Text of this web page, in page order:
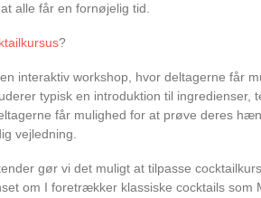
alle får en fornøjelig tid.
?
interaktiv workshop, hvor deltagerne får
typisk en introduktion til ingredienser,
får mulighed for at prøve deres
vejledning.
gør vi det muligt at tilpasse
om I foretrækker klassiske cocktails som